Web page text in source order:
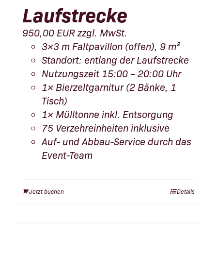
Laufstrecke
950,00 EURzzgl. MwSt.
3×3 m Faltpavillon (offen), 9 m²
Standort: entlang der Laufstrecke
Nutzungszeit 15:00 – 20:00 Uhr
1× Bierzeltgarnitur (2 Bänke, 1
Tisch)
1× Mülltonne inkl. Entsorgung
75 Verzehreinheiten inklusive
Auf- und Abbau-Service durch das
Event-Team
Jetzt buchen Details